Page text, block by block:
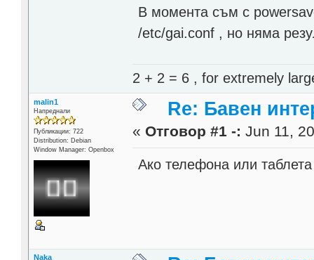
В момента съм с
/etc/gai.conf , но няма
2 + 2 = 6 , for extremely
malin1
Напреднали
Публикации: 722
Distribution: Debian
Window Manager: Openbox
Re: Бавен
« Отговор #1 -: Jun 11,
Ако телефона или
Naka